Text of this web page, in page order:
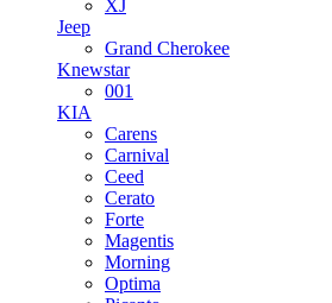
XJ
Jeep
Grand Cherokee
Knewstar
001
KIA
Carens
Carnival
Ceed
Cerato
Forte
Magentis
Morning
Optima